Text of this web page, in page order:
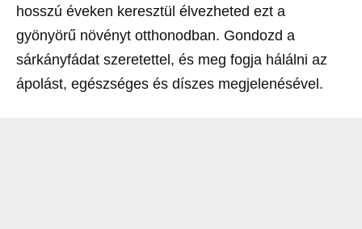
hosszú éveken keresztül élvezheted ezt a
gyönyörű növényt otthonodban. Gondozd a
sárkányfádat szeretettel, és meg fogja hálálni az
ápolást, egészséges és díszes megjelenésével.